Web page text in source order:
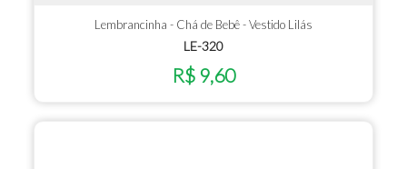
Lembrancinha - Chá de Bebê - Vestido Lilás
LE-320
R$ 9,60